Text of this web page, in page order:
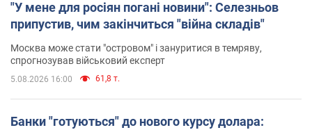
"У мене для росіян погані новини": Селезньов
припустив, чим закінчиться "війна складів"
Москва може стати "островом" і зануритися в темряву,
спрогнозував військовий експерт
5.08.2026 16:00 61,8 т.
Банки "готуються" до нового курсу долара: